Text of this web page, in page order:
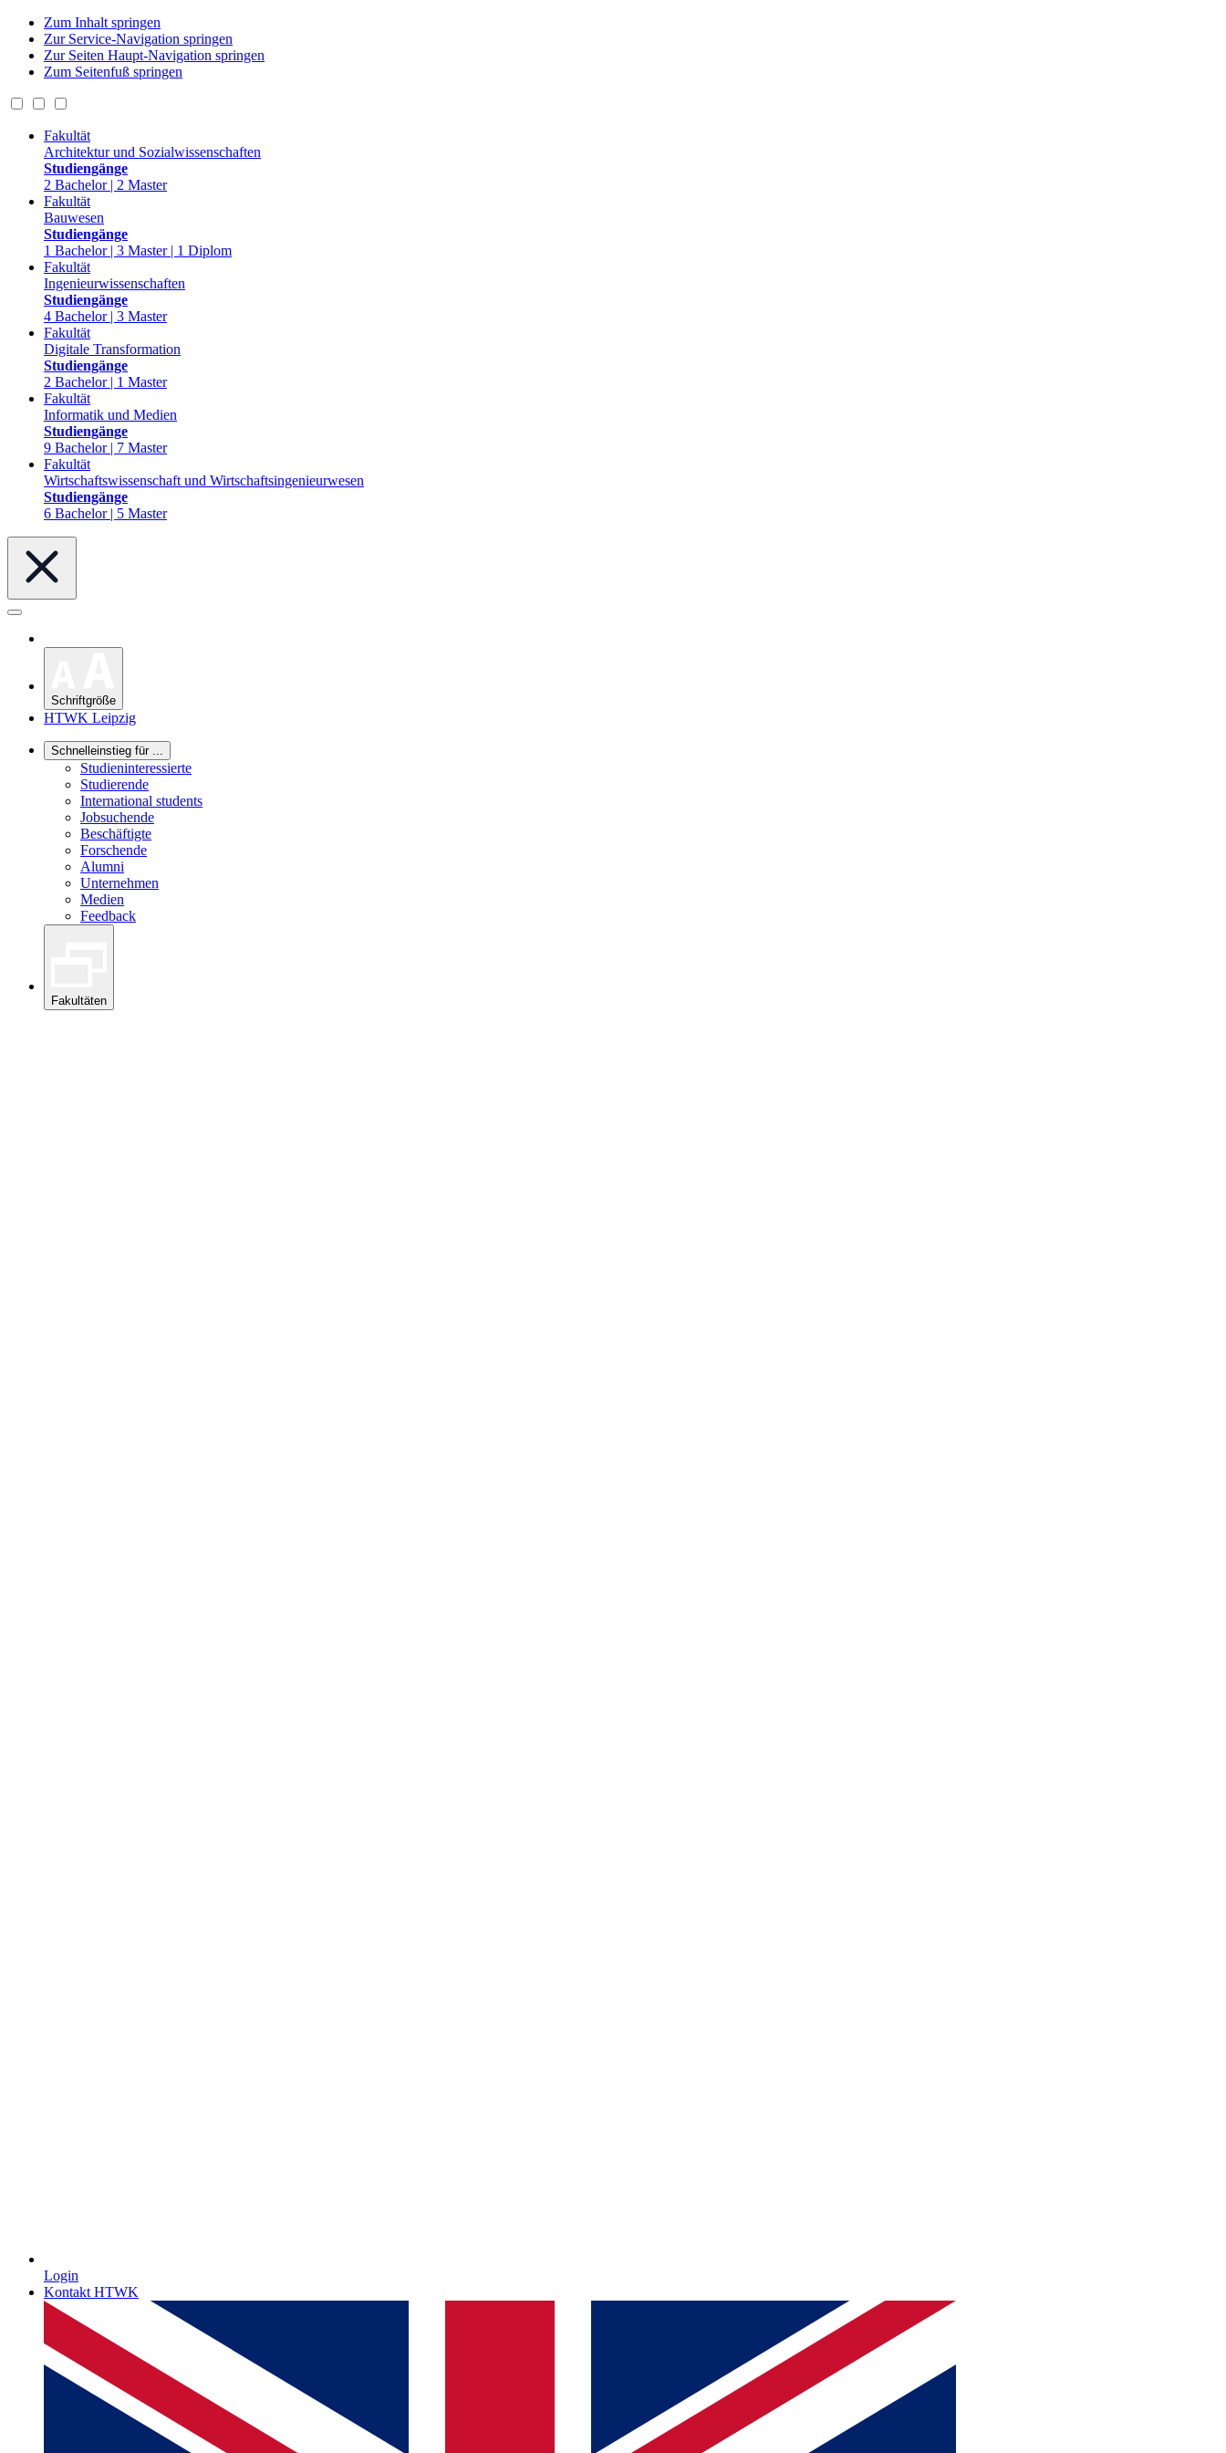
Zum Inhalt springen
Zur Service-Navigation springen
Zur Seiten Haupt-Navigation springen
Zum Seitenfuß springen
Fakultät
Architektur und Sozialwissenschaften
Studiengänge
2 Bachelor | 2 Master
Fakultät
Bauwesen
Studiengänge
1 Bachelor | 3 Master | 1 Diplom
Fakultät
Ingenieurwissenschaften
Studiengänge
4 Bachelor | 3 Master
Fakultät
Digitale Transformation
Studiengänge
2 Bachelor | 1 Master
Fakultät
Informatik und Medien
Studiengänge
9 Bachelor | 7 Master
Fakultät
Wirtschaftswissenschaft und Wirtschaftsingenieurwesen
Studiengänge
6 Bachelor | 5 Master
Schriftgröße
HTWK Leipzig
Schnelleinstieg für ...
Studieninteressierte
Studierende
International students
Jobsuchende
Beschäftigte
Forschende
Alumni
Unternehmen
Medien
Feedback
Fakultäten
Login
Kontakt HTWK